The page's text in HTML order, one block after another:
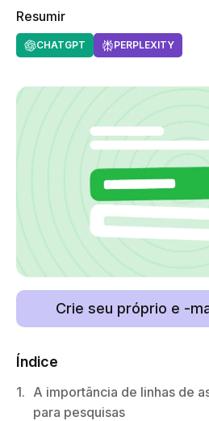
Resumir
CHATGPT PERPLEXITY
Crie seu próprio e -
Índice
1. A importância de linhas de
para pesquisas